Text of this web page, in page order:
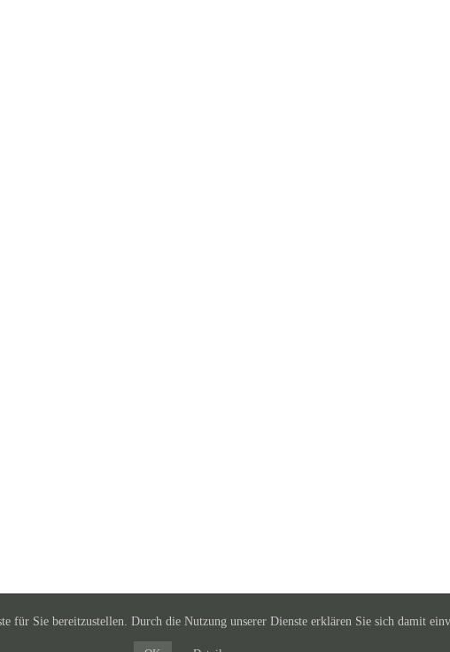
für Sie bereitzustellen. Durch die Nutzung unserer Dienste erklären Sie sich damit